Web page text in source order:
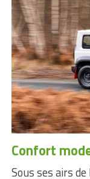
Confort
Sous ses airs